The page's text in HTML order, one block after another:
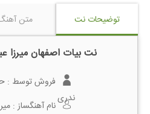
توضیحات نت متن
نت بیات اصفهان میرزا
فروش توسط :
ندری
نام آهنگساز :